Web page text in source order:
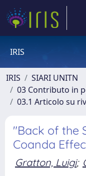
IRIS
IRIS
SIARI UNITN
03 Contributo in
03.1 Articolo su
"Back of the
Coanda
Gratton, Luigi;